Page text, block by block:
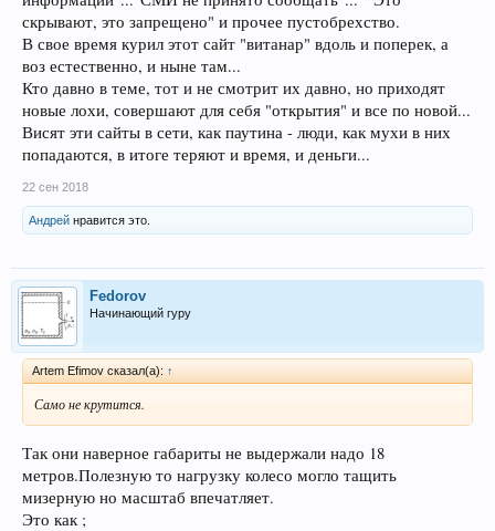
скрывают, это запрещено" и прочее пустобрехство.
В свое время курил этот сайт "витанар" вдоль и поперек, а
воз естественно, и ныне там...
Кто давно в теме, тот и не смотрит их давно, но приходят
новые лохи, совершают для себя "открытия" и все по новой...
Висят эти сайты в сети, как паутина - люди, как мухи в них
попадаются, в итоге теряют и время, и деньги...
22 сен 2018
Андрей нравится это.
Fedorov
Начинающий гуру
Artem Efimov сказал(а): ↑
Само не крутится.
Так они наверное габариты не выдержали надо 18
метров.Полезную то нагрузку колесо могло тащить
мизерную но масштаб впечатляет.
Это как ;